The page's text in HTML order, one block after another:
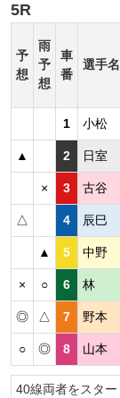
5R
予
想
雨
予
想
車
番
選手名
1 小松
▲ 2 日室
× 3 古
△ 4 辰巳
▲ 5 中野
× ○ 6 林
◎ △ 7 野本
○ ◎ 8 山
40線両者をスタ